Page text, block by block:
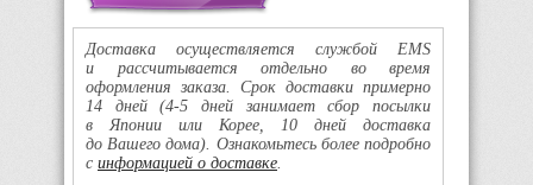
Доставка осуществляется службой EMS
и рассчитывается отдельно во время
оформления заказа. Срок доставки примерно
14 дней(4-5 дней занимает сбор посылки
в Японии или Корее, 10 дней доставка
до Вашего дома). Ознакомьтесь более подробно
с информацией о доставке